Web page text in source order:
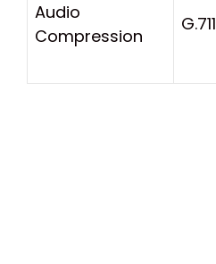
Audio
Compression
G.711